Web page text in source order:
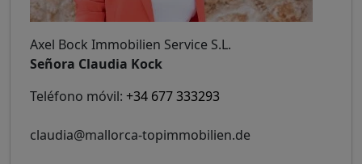
Axel Bock Immobilien Service S.L.
Señora Claudia Kock
Teléfono móvil: +34 677 333293
claudia@mallorca-topimmobilien.de